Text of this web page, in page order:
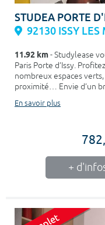
STUDEA PORTE
92130 ISSY
11.92 km- Studylease
Paris Porte d’Issy.
nombreux espaces
proximité… Envie d’un
En savoir plus
+